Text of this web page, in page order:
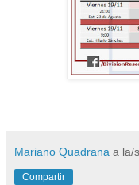
Mariano Quadrana a la/s
Compartir